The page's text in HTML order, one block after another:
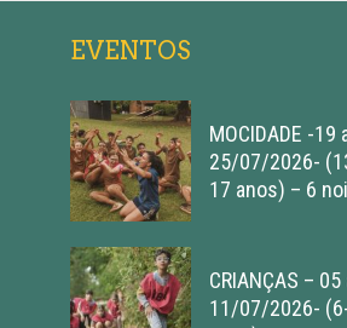
EVENTOS
MOCIDADE -19
25/07/2026-
17 anos) – 6
CRIANÇAS – 05
11/07/2026-